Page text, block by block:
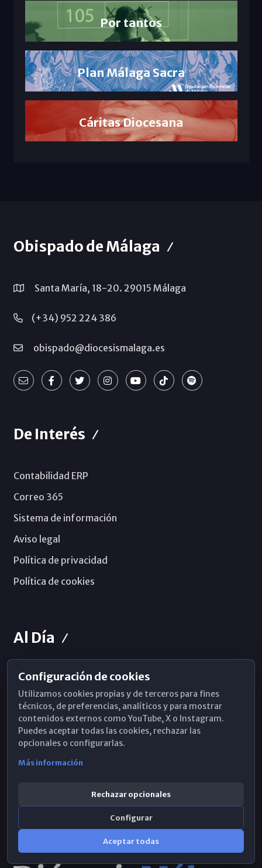
Por tantos
Plan Málaga Sacra
Cáritas Diocesana
Obispado de Málaga
Santa María, 18-20. 29015 Málaga
(+34) 952 224 386
obispado@diocesismalaga.es
De Interés
Contabilidad ERP
Correo 365
Sistema de información
Aviso legal
Política de privacidad
Política de cookies
Al Día
Horarios de Misa
Hemeroteca
WhatsApp
Configuración de cookies
Utilizamos cookies propias y de terceros para fines
técnicos, de preferencias, analíticos y para mostrar
contenidos externos como YouTube, X o Instagram.
Puedes aceptar todas las cookies, rechazar las
opcionales o configurarlas.
Más información
Rechazar opcionales
Configurar
Aceptar todas